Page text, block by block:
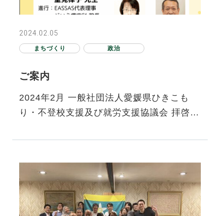
2024.02.05
まちづくり 政治
ご案内
2024年2月 一般社団法人愛媛県ひきこも
り・不登校支援及び就労支援協議会 拝啓
とお慶び申し上げます。 さ…